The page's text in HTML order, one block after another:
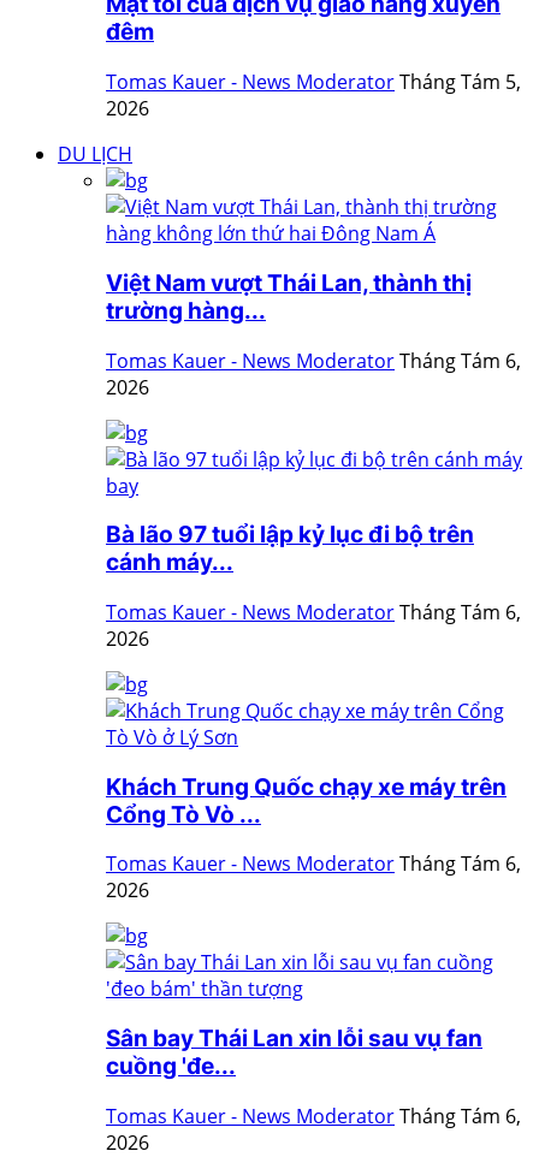
đêm
Tomas Kauer - News ModeratorTháng Tám 5,
2026
DU LỊCH
Việt Nam vượt Thái Lan, thành thị
trường hàng...
Tomas Kauer - News ModeratorTháng Tám 6,
2026
Bà lão 97 tuổi lập kỷ lục đi bộ trên
cánh máy...
Tomas Kauer - News ModeratorTháng Tám 6,
2026
Khách Trung Quốc chạy xe máy trên
Cổng Tò Vò ...
Tomas Kauer - News ModeratorTháng Tám 6,
2026
Sân bay Thái Lan xin lỗi sau vụ fan
cuồng 'đe...
Tomas Kauer - News ModeratorTháng Tám 6,
2026